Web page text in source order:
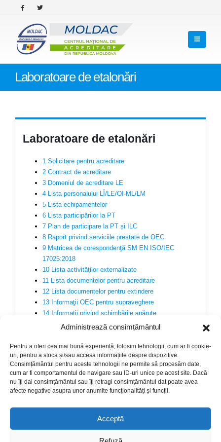
Administrează consimțământul
Pentru a oferi cea mai bună experiență, folosim tehnologii, cum ar fi cookie-
uri, pentru a stoca și/sau accesa informațiile despre dispozitive.
Consimțământul pentru aceste tehnologii ne permite să procesăm date,
cum ar fi comportamentul de navigare sau ID-uri unice pe acest site. Dacă
nu îți dai consimțământul sau îți retragi consimțământul dat poate avea
afecte negative asupra unor anumite funcționalități și funcții.
Acceptă
Laboratoare de etalonări
Laboratoare de etalonări
1 Solicitare pentru acreditare
2 Contract de acreditare
3 Domeniul de acreditare LE
4 Lista personalului LÎ/LE/OI-ML/LM
5 Lista echipamentelor
6 Lista participărilor la PT
7 Plan de participare la PT și ILC
8 Raport privind serviciile prestate de OEC
9 Matricea de corespondenţă SM EN ISO/IEC
17025:2018
10 Lista activităţilor externalizate
11 Lista documentelor pentru acreditare
12 Lista documentelor pentru extindere
13 Informaţii OEC pentru supraveghere
14 Informații privind schimbările apărute
15 Raport de autoevaluare
© Copyright 2024. Crafted with ♥ by